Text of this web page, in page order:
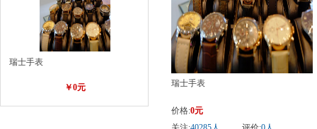
瑞士手表
￥0元 瑞士手表
价格:0元